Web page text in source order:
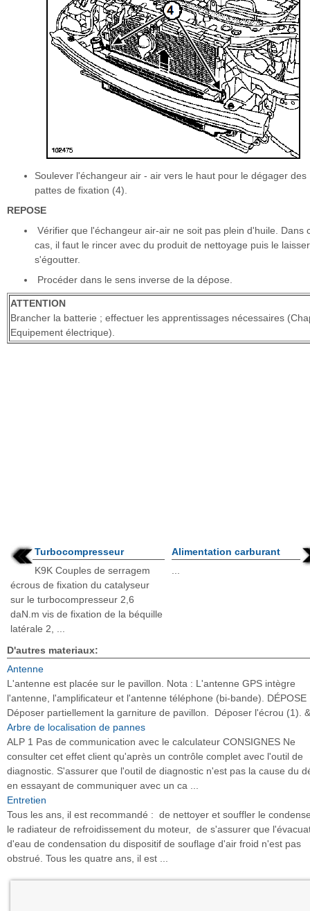
Soulever l'échangeur air - air vers le haut pour le dégager des
pattes de fixation (4).
REPOSE
Vérifier que l'échangeur air-air ne soit pas plein d'huile. Dans
cas, il faut le rincer avec du produit de nettoyage puis le
s'égoutter.
Procéder dans le sens inverse de la dépose.
ATTENTION
Brancher la batterie ; effectuer les apprentissages nécessaires
Equipement électrique).
Turbocompresseur
K9K Couples de serragem
écrous de fixation du catalyseur
sur le turbocompresseur 2,6
daN.m vis de fixation de la béquille
latérale 2, ...
Alimentation carburant
D'autres materiaux:
Antenne
L'antenne est placée sur le pavillon. Nota : L'antenne GPS intègre
l'antenne, l'amplificateur et l'antenne téléphone (bi-bande). DÉPOSE
Déposer partiellement la garniture de pavillon. Déposer l'écrou (1).
Arbre de localisation de pannes
ALP 1 Pas de communication avec le calculateur CONSIGNES Ne
consulter cet effet client qu'après un contrôle complet avec l'outil de
diagnostic. S'assurer que l'outil de diagnostic n'est pas la cause du
en essayant de communiquer avec un ca ...
Entretien
Tous les ans, il est recommandé : de nettoyer et souffler le
le radiateur de refroidissement du moteur, de s'assurer que
d'eau de condensation du dispositif de souflage d'air froid n'est pas
obstrué. Tous les quatre ans, il est ...